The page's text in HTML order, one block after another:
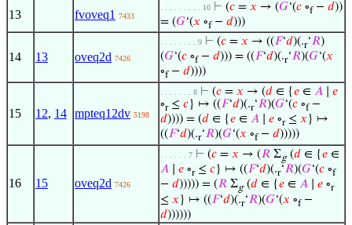
13 fvoveq1 7433
. . . . . . . . . 10 ⊢ (𝑐 = 𝑥 → (𝐺‘(𝑐 ∘f− 𝑑))
= (𝐺‘(𝑥 ∘f− 𝑑)))
14 13 oveq2d 7426
. . . . . . . . 9 ⊢ (𝑐 = 𝑥 → ((𝐹‘𝑑)(.r‘𝑅)
(𝐺‘(𝑐 ∘f− 𝑑))) = ((𝐹‘𝑑)(.r‘𝑅)(𝐺‘(𝑥
∘f− 𝑑))))
15 12, 14 mpteq12dv 5198
. . . . . . . 8 ⊢ (𝑐 = 𝑥 → (𝑑 ∈ {𝑒 ∈ 𝐴
𝑒
∘r≤ 𝑐} ↦ ((𝐹‘𝑑)(.r‘𝑅)(𝐺‘(𝑐 ∘f−
𝑑)))) = (𝑑 ∈ {𝑒 ∈ 𝐴 𝑒 ∘r≤ 𝑥 } ↦
((𝐹‘𝑑)(.r‘𝑅)(𝐺‘(𝑥 ∘f− 𝑑)))))
16 15 oveq2d 7426
. . . . . . 7 ⊢ (𝑐 = 𝑥 → (𝑅 Σg(𝑑 ∈ {𝑒 ∈
𝐴
𝑒 ∘r≤ 𝑐} ↦ ((𝐹‘𝑑)(.r‘𝑅)(𝐺‘(𝑐 ∘f
− 𝑑))))) = (𝑅 Σg(𝑑 ∈ {𝑒 ∈ 𝐴 𝑒 ∘r
≤ 𝑥} ↦ ((𝐹‘𝑑)(.r‘𝑅)(𝐺‘(𝑥 ∘f−
𝑑))))))